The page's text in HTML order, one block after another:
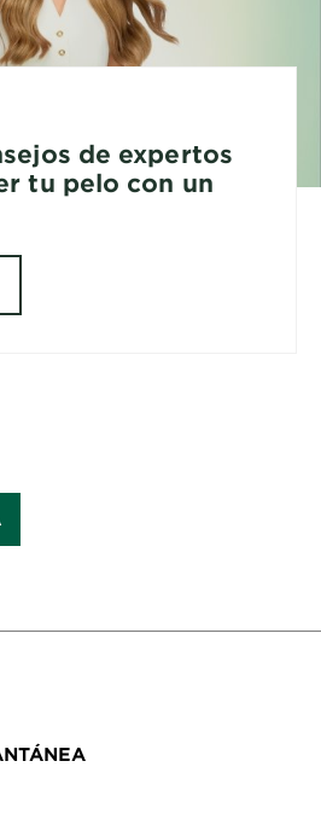
de expertos
tu pelo con un